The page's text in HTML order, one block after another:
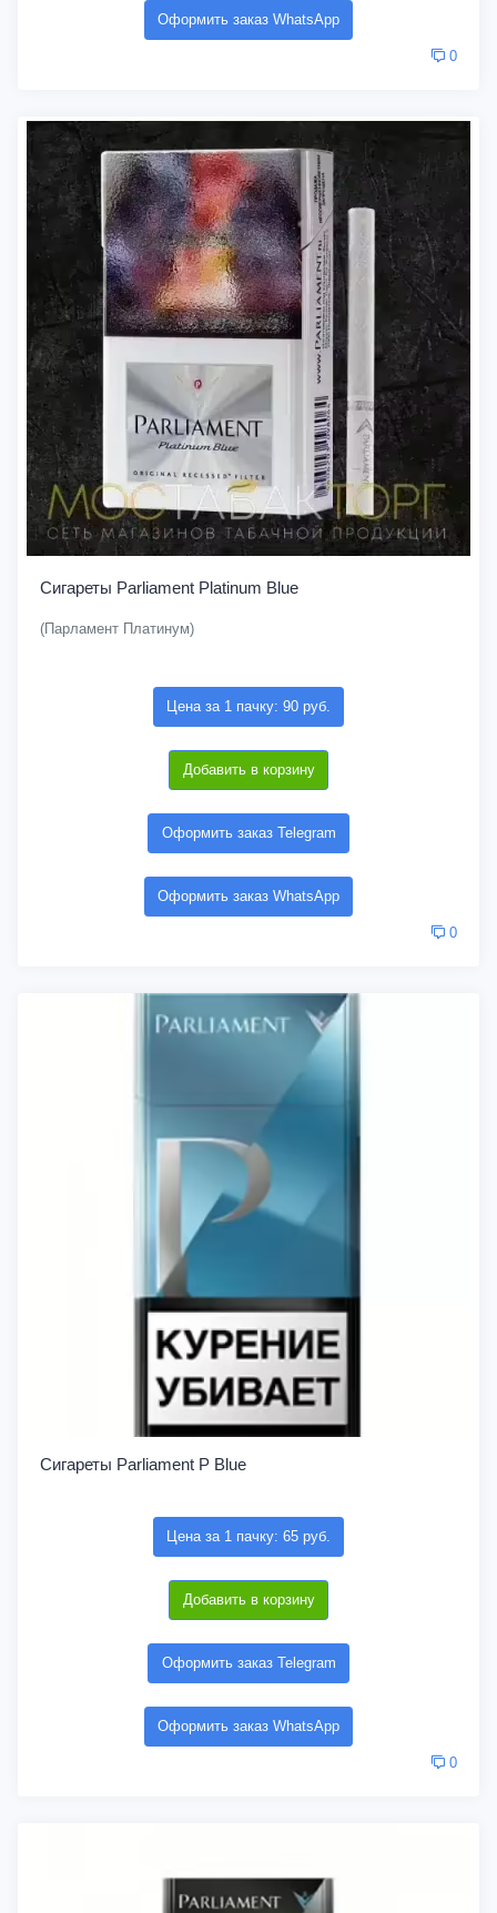
Оформить заказ WhatsApp
0
Сигареты Parliament Platinum Blue
(Парламент Платинум)
Цена за 1 пачку: 90 руб.
Добавить в корзину
Оформить заказ Telegram
Оформить заказ WhatsApp
0
Сигареты Parliament P Blue
Цена за 1 пачку: 65 руб.
Добавить в корзину
Оформить заказ Telegram
Оформить заказ WhatsApp
0